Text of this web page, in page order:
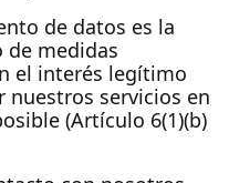
de datos es la
de medidas
el interés legítimo
nuestros servicios en
(Artículo 6(1)(b)